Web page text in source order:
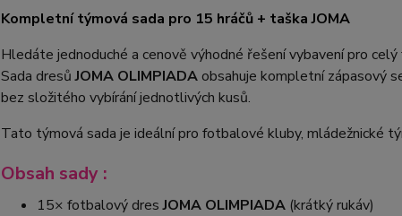
Kompletní týmová sada pro 15 hráčů + taška JOMA
Hledáte jednoduché a cenově výhodné řešení vybavení pro
Sada dresůJOMA OLIMPIADA obsahuje kompletní zápasový
bez složitého vybírání jednotlivých kusů.
Tato týmová sada je ideální pro fotbalové kluby, mládežnické
Obsah sady :
15× fotbalový dresJOMA OLIMPIADA (krátký rukáv)